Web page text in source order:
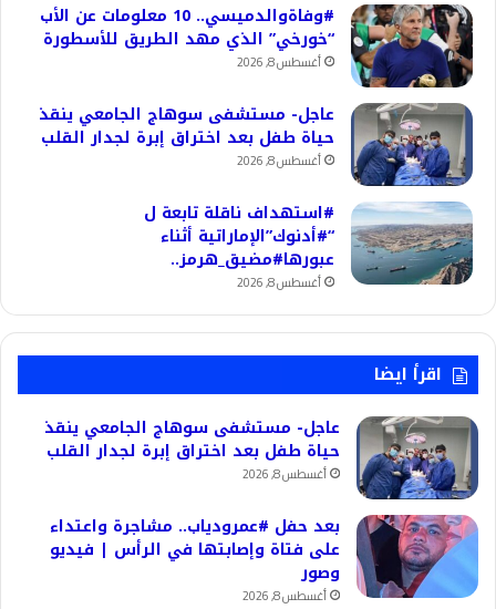
#وفاةوالدميسي.. 10 معلومات عن الأب
“خورخي” الذي مهد الطريق للأسطورة
أغسطس 8, 2026
عاجل- مستشفى سوهاج الجامعي ينقذ
حياة طفل بعد اختراق إبرة لجدار القلب
أغسطس 8, 2026
#استهداف ناقلة تابعة ل
“#أدنوك”الإماراتية أثناء
عبورها#مضيق_هرمز..
أغسطس 8, 2026
اقرأ ايضا
عاجل- مستشفى سوهاج الجامعي ينقذ
حياة طفل بعد اختراق إبرة لجدار القلب
أغسطس 8, 2026
بعد حفل #عمرودياب.. مشاجرة واعتداء
على فتاة وإصابتها في الرأس | فيديو
وصور
أغسطس 8, 2026